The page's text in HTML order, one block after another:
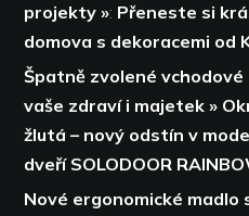
projekty »: Přeneste si
domova s dekoracemi od
Špatně zvolené
vaše zdraví i majetek »
žlutá – nový odstín v
dveří SOLODOOR
Nové ergonomické madlo